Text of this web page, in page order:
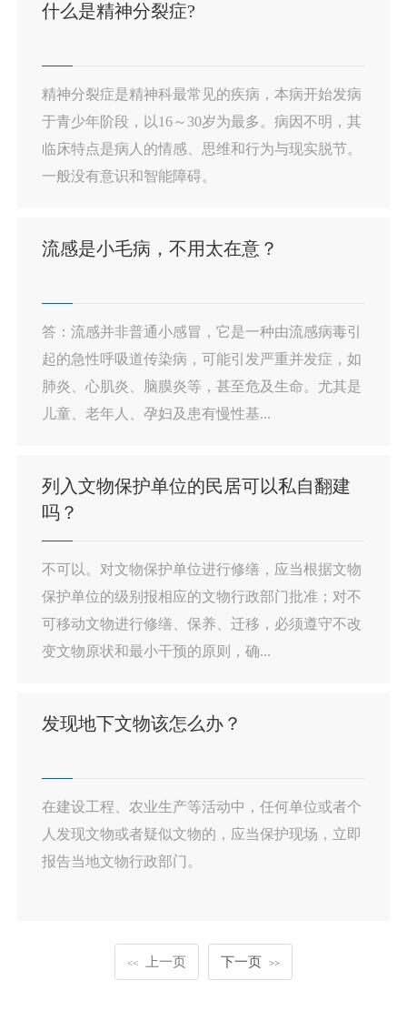
什么是精神分裂症?
精神分裂症是精神科最常见的疾病，本病开始发病
于青少年阶段，以16～30岁为最多。病因不明，其
临床特点是病人的情感、思维和行为与现实脱节。
一般没有意识和智能障碍。
流感是小毛病，不用太在意？
答：流感并非普通小感冒，它是一种由流感病毒引
起的急性呼吸道传染病，可能引发严重并发症，如
肺炎、心肌炎、脑膜炎等，甚至危及生命。尤其是
儿童、老年人、孕妇及患有慢性基...
列入文物保护单位的民居可以私自翻建
吗？
不可以。对文物保护单位进行修缮，应当根据文物
保护单位的级别报相应的文物行政部门批准；对不
可移动文物进行修缮、保养、迁移，必须遵守不改
变文物原状和最小干预的原则，确...
发现地下文物该怎么办？
在建设工程、农业生产等活动中，任何单位或者个
人发现文物或者疑似文物的，应当保护现场，立即
报告当地文物行政部门。
<< 上一页 下一页 >>